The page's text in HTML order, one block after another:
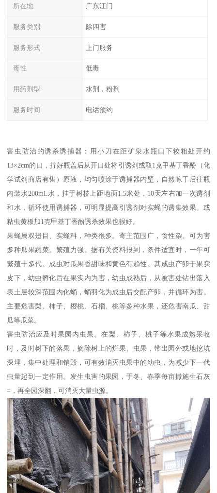
所在地 广东江门
服务类别 除四害
服务形式 上门服务
毒性 低毒
用药剂型 水剂，粉剂
服务时间 电话预约
害虫防治的诱杀诱捕器：用小刀在距矿泉水瓶口下较粗处开约
13×2cm的口，拧好瓶盖后从开口处将引诱剂或取1克甲基丁香酚（化
学试剂商店有售）原液，均匀喷涂于诱捕器内壁，自然晾干后往瓶
内装水200mL水，挂于树枝上距地面1.5米处，10天左右加一次诱剂
和水，循环使用诱捕器，可明显提高引诱剂对实蝇的诱集效果。或
粘虫黄板加1克甲基丁香酚诱杀效果也很好。
果蝇属双翅目、实蝇科，种类很多。寄主范围广，食性杂。可为害
多种瓜果蔬菜。繁殖力强。据有关资料报到，条件适宜时，一年可
繁殖十多代。成虫对瓜果香甜味和黄色有趋性。其成虫产卵于果实
皮下，幼虫孵化后在果实内为害，幼虫成熟后，从被害处钻出落入
表土层较深范围内化蛹，蛹羽化为成虫后交配产卵，并循环为害。
主要危害梨、柿子、樱桃、石榴、桃等多种水果，还危害南瓜、甜
瓜等瓜菜。
害虫防治应及时果园内虫果。在梨、柿子、桃子等水果成熟采收
时，及时树下的落果，摘除树上的烂果、虫果，带出园外或地挖坑
深埋，集中处理和销毁，可有效消灭虫果中的幼虫，为减少下一代
虫量起到一定作用。发生虫害的果园，于冬、春季每亩撒施生石灰
=，再全园深翻，可消灭大量虫源。